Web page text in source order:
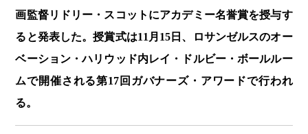
画監督リドリー・スコットにアカデミー名誉賞を授与す
ると発表した。授賞式は11月15日、ロサンゼルスのオー
ベーション・ハリウッド内レイ・ドルビー・ボールルー
ムで開催される第17回ガバナーズ・アワードで行われ
る。